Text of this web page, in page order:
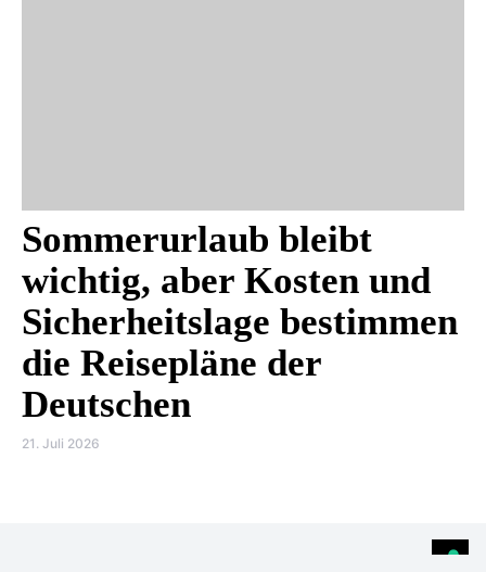
Sommerurlaub bleibt
wichtig, aber Kosten und
Sicherheitslage bestimmen
die Reisepläne der
Deutschen
21. Juli 2026